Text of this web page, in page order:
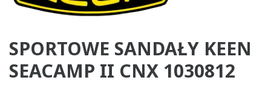
SPORTOWE SANDAŁY KEEN
SEACAMP II CNX 1030812